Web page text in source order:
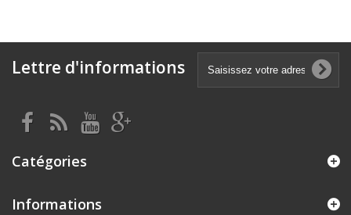
Lettre d'informations
Catégories
Informations